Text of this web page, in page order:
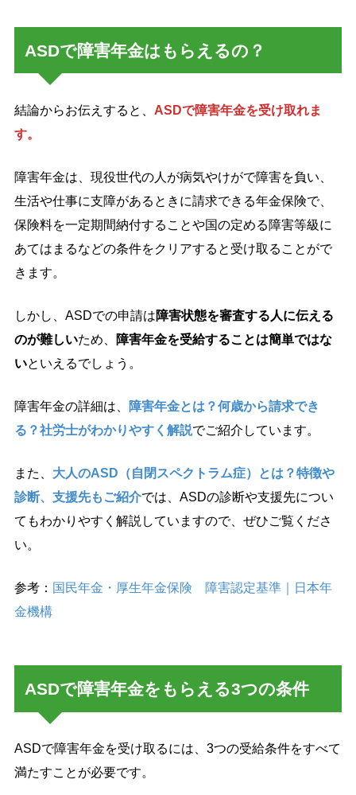
ASDで障害年金はもらえるの？
結論からお伝えすると、 ASDで障害年金を受け取れま
す。
障害年金は、現役世代の人が病気やけがで障害を負い、
生活や仕事に支障があるときに請求できる年金保険で、
保険料を一定期間納付することや国の定める障害等級に
あてはまるなどの条件をクリアすると受け取ることがで
きます。
しかし、ASDでの申請は障害状態を審査する人に伝える
のが難しいため、
障害年金を受給することは簡単ではな
いといえるでしょう。
障害年金の詳細は、
障害年金とは？何歳から請求でき
る？社労士がわかりやすく解説でご紹介しています。
また、 大人のASD（自閉スペクトラム症）とは？特徴や
診断、支援先もご紹介では、ASDの診断や支援先につい
てもわかりやすく解説していますので、ぜひご覧くださ
い。
参考： 国民年金・厚生年金保険 障害認定基準｜日本年
金機構
ASDで障害年金をもらえる3つの条件
ASDで障害年金を受け取るには、3つの受給条件をすべて
満たすことが必要です。